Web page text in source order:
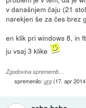
v današnjem čaju (21
narekjen še za čes brez
en klik pri windows 8, in
ju vsaj 3 klike
Zgodovina sprememb…
spremenilo:urg(17. apr